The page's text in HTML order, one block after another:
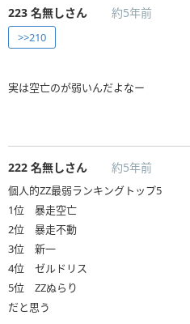
223 名無しさん 約5年前
>>210
実は空亡のが弱いんだよなー
222 名無しさん 約5年前
個人的ZZ最弱ランキングトップ5
1位 暴走空亡
2位 暴走不動
3位 新一
4位 ゼルドリス
5位 ZZぬらり
だと思う